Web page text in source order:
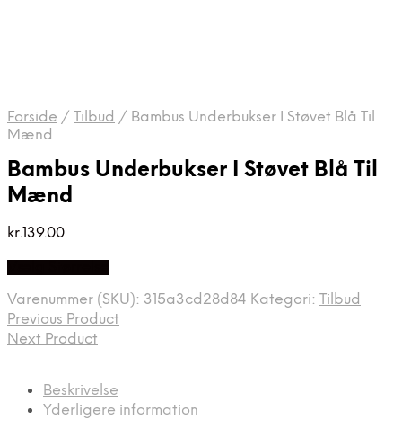
Forside / Tilbud / Bambus Underbukser I Støvet Blå Til
Mænd
Bambus Underbukser I Støvet Blå Til
Mænd
kr.139.00
Varenummer (SKU): 315a3cd28d84 Kategori: Tilbud
Previous Product
Next Product
Beskrivelse
Yderligere information